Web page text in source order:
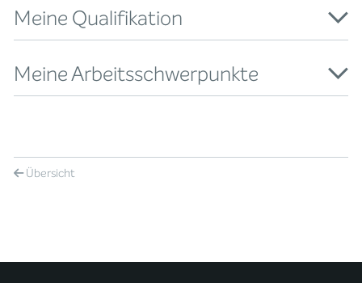
Meine Qualifikation
Meine Arbeitsschwerpunkte
Übersicht